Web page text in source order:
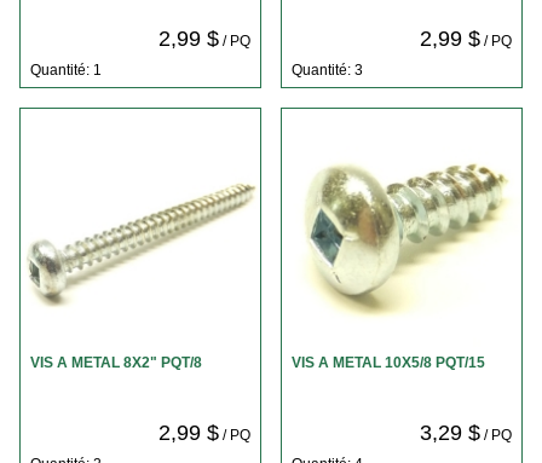
2,99 $/ PQ
Quantité: 1
2,99 $/ PQ
Quantité: 3
VIS A METAL 8X2" PQT/8
2,99 $/ PQ
VIS A METAL 10X5/8 PQT/15
3,29 $/ PQ